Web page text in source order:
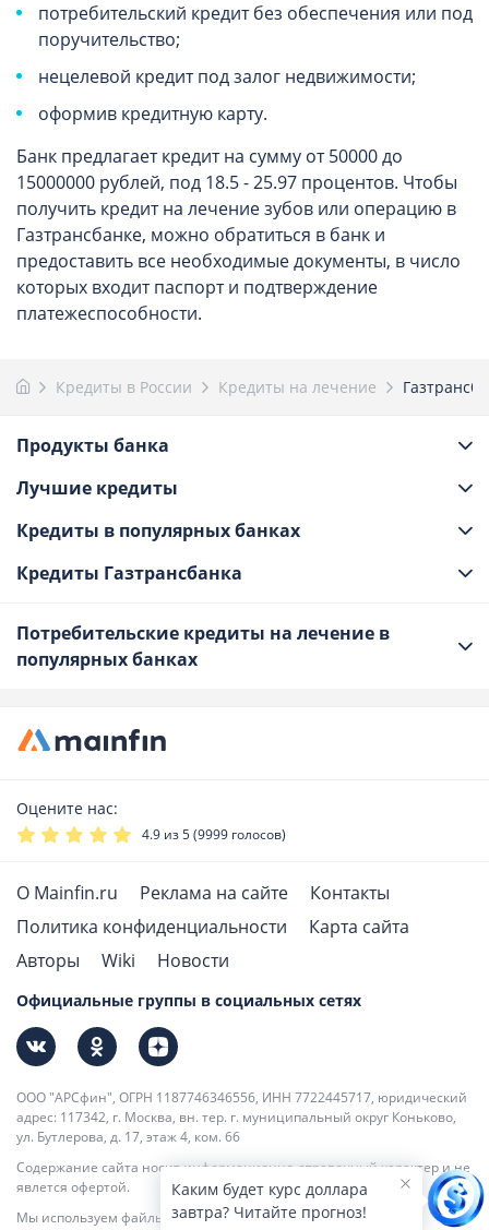
потребительский кредит без обеспечения или под
поручительство;
нецелевой кредит под залог недвижимости;
оформив кредитную карту.
Банк предлагает кредит на сумму от 50000 до
15000000 рублей, под 18.5 - 25.97 процентов. Чтобы
получить кредит на лечение зубов или операцию в
Газтрансбанке, можно обратиться в банк и
предоставить все необходимые документы, в число
которых входит паспорт и подтверждение
платежеспособности.
Кредиты в России Кредиты на лечение
Продукты банка
Лучшие кредиты
Кредиты в популярных банках
Кредиты Газтрансбанка
Потребительские кредиты на лечение в
популярных банках
Оцените нас:
4.9 из 5 (9999 голосов)
О Mainfin.ru Реклама на сайте
Контакты
Политика конфиденциальности
Карта сайта
Авторы
Wiki Новости
ООО "АРСфин", ОГРН 1187746346556, ИНН 7722445717, юридический
адрес: 117342, г. Москва, вн. тер. г. муниципальный округ Коньково,
ул. Бутлерова, д. 17, этаж 4, ком. 66
Содержание сайта носит информационно-справочный характер и не
явлется офертой.
Мы используем файлы cookie для повышения удобства
Официальные группы в социальных сетях
Каким будет курс доллара
завтра? Читайте прогноз!